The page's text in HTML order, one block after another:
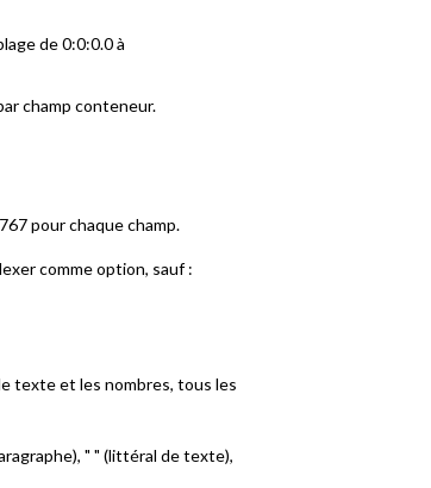
de 0:0:0.0 à
champ conteneur.
767 pour chaque champ.
comme option, sauf :
texte et les nombres, tous les
" " (littéral de texte),